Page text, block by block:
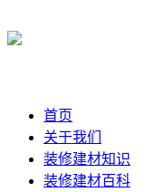
首页
关于我们
装修建材知识
装修建材百科